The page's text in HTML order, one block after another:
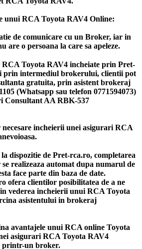
unui RCA Toyota RAV4 Online:
de comunicare cu un Broker, iar in
are o persoana la care sa apeleze.
Toyota RAV4 incheiate prin Pret-
prin intermediul brokerului, clientii pot
gratuita, prin asistent brokeraj
(Whatsapp sau telefon 0771594073)
Consultant AA RBK-537
necesare incheierii unei asigurari RCA
dispozitie de Pret-rca.ro, completarea
realizeaza automat dupa numarul de
face parte din baza de date.
ofera clientilor posibilitatea de a ne
vederea incheierii unui RCA Toyota
asistentului in brokeraj
avantajele unui RCA online Toyota
asigurari RCA Toyota RAV4
printr-un broker.